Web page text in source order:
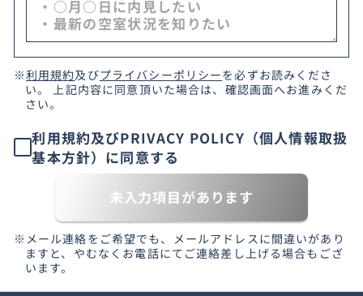
※利用規約及びプライバシーポリシーを必ずお読みくださ
い。 上記内容に同意頂いた場合は、確認画面へお進みくだ
さい。
利用規約及びPRIVACY POLICY（個人情報取扱
基本方針）に同意する
未入力項目があります
※メール連絡をご希望でも、メールアドレスに間違いがあり
ますと、やむなくお電話にてご連絡差し上げる場合もござ
います。